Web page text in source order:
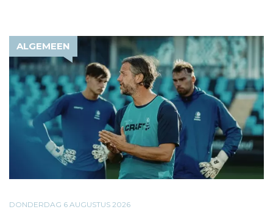
ALGEMEEN
DONDERDAG 6 AUGUSTUS 2026